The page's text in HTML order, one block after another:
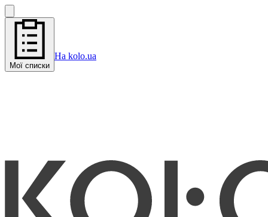
Мої списки
На kolo.ua